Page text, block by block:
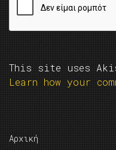
This site uses
Learn how your
Αρχική